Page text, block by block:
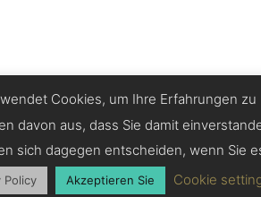
Cookies, um Ihre Erfahrungen zu
davon aus, dass Sie damit
sich dagegen entscheiden, wenn Sie
Policy Akzeptieren Sie Cookie